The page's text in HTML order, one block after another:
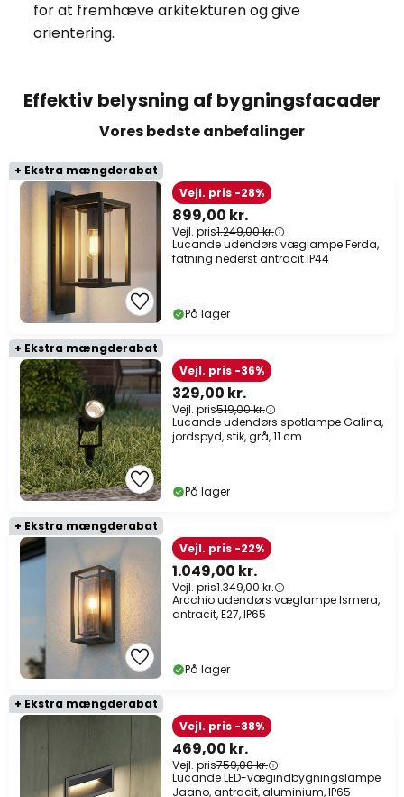
for at fremhæve arkitekturen og give
orientering.
Effektiv belysning af bygningsfacader
Vores bedste anbefalinger
+ Ekstra mængderabat
899,00 kr.
Vejl. pris1.249,00 kr.
Vejl. pris -28%
Lucande udendørs væglampe Ferda,
fatning nederst antracit IP44
På lager
+ Ekstra mængderabat
329,00 kr.
Vejl. pris519,00 kr.
Vejl. pris -36%
Lucande udendørs spotlampe Galina,
jordspyd, stik, grå, 11 cm
På lager
+ Ekstra mængderabat
1.049,00 kr.
Vejl. pris1.349,00 kr.
Vejl. pris -22%
Arcchio udendørs væglampe Ismera,
antracit, E27, IP65
På lager
+ Ekstra mængderabat
469,00 kr.
Vejl. pris759,00 kr.
Vejl. pris -38%
Lucande LED-vægindbygningslampe
Jaano, antracit, aluminium, IP65